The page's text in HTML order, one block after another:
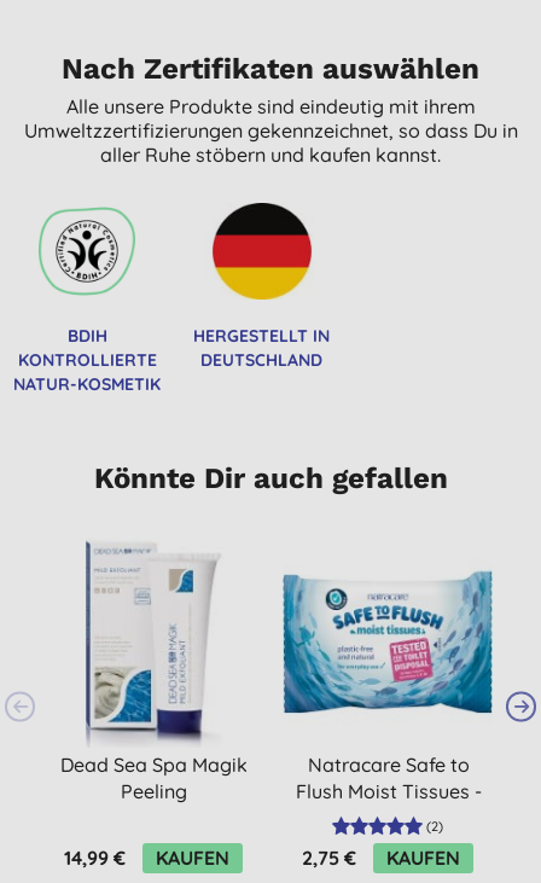
Nach Zertifikaten auswählen
Alle unsere Produkte sind eindeutig mit ihrem
Umweltzzertifizierungen gekennzeichnet, so dass Du in
aller Ruhe stöbern und kaufen kannst.
BDIH
KONTROLLIERTE
NATUR-KOSMETIK
HERGESTELLT IN
DEUTSCHLAND
Könnte Dir auch gefallen
Dead Sea Spa Magik
Peeling
14,99 € KAUFEN
Natracare Safe to
Flush Moist Tissues -
Feuchttücher
(2)
2,75 € KAUFEN